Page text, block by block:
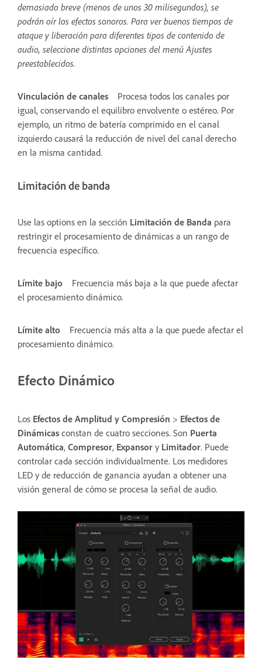
demasiado breve (menos de unos 30 milisegundos), se
podrán oír los efectos sonoros. Para ver buenos tiempos de
ataque y liberación para diferentes tipos de contenido de
audio, seleccione distintas opciones del menú Ajustes
preestablecidos.
Vinculación de canales
Procesa todos los canales por
igual, conservando el equilibro envolvente o estéreo. Por
ejemplo, un ritmo de batería comprimido en el canal
izquierdo causará la reducción de nivel del canal derecho
en la misma cantidad.
Limitación de banda
Use las options en la sección Limitación de Banda para
restringir el procesamiento de dinámicas a un rango de
frecuencia específico.
Límite bajo
Frecuencia más baja a la que puede afectar
el procesamiento dinámico.
Límite alto
Frecuencia más alta a la que puede afectar el
procesamiento dinámico.
Efecto Dinámico
Los Efectos de Amplitud y Compresión > Efectos de
Dinámicas constan de cuatro secciones. Son Puerta
Automática, Compresor, Expansor y Limitador. Puede
controlar cada sección individualmente. Los medidores
LED y de reducción de ganancia ayudan a obtener una
visión general de cómo se procesa la señal de audio.